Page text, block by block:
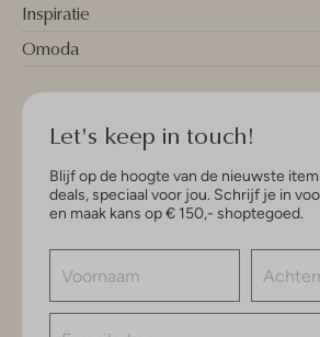
Inspiratie
Omoda
Let's keep in touch!
Blijf op de hoogte van de nieuwste
deals, speciaal voor jou. Schrijf je in
en maak kans op € 150,- shoptegoed.